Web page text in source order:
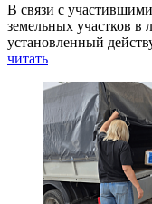
В связи с
земельных участков в
установленный
читать